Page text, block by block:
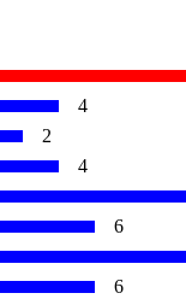
4
2
4
6
6